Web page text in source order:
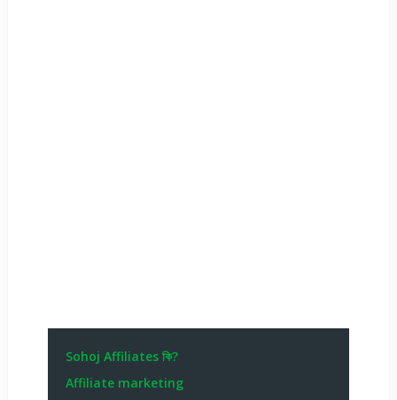
Sohoj Affiliates কি?
Affiliate marketing